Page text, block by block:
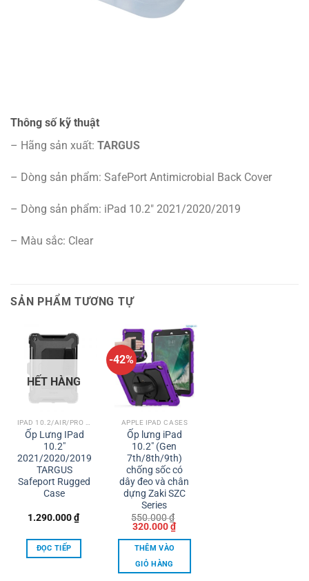
Thông số kỹ thuật
– Hãng sản xuất: TARGUS
– Dòng sản phẩm: SafePort Antimicrobial Back Cover
– Dòng sản phẩm: iPad 10.2″ 2021/2020/2019
– Màu sắc: Clear
SẢN PHẨM TƯƠNG TỰ
HẾT HÀNG
IPAD 10.2/AIR/PRO 10.5
Ốp Lưng IPad
10.2″
2021/2020/2019
TARGUS
Safeport Rugged
Case
1.290.000₫
ĐỌC TIẾP
-42%
APPLE IPAD CASES
Ốp lưng iPad
10.2″ (Gen
7th/8th/9th)
chống sốc có
dây đeo và chân
dựng Zaki SZC
Series
550.000₫
Giá
là:
550.000 ₫.
320.000₫Giá
hiện
tại
THÊM VÀO
GIỎ HÀNG